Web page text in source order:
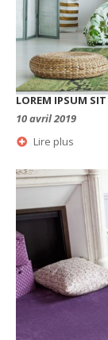
LOREM IPSUM
10 avril 2019
Lire plus